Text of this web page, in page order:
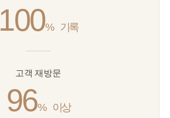
100% 기록
고객 재방문
96% 이상